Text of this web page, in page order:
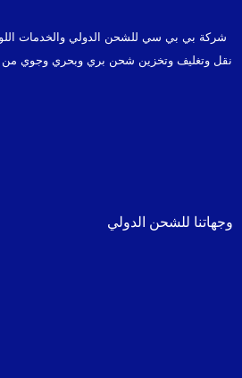
شركة بي بي سي للشحن الدولي والخدمات
نقل وتغليف وتخزين شحن بري وبحري وجوي من
وجهاتنا للشحن الدولي